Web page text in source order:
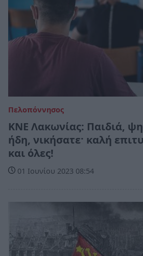
Πελοπόννησος
ΚΝΕ Λακωνίας: Παιδιά,
ήδη, νικήσατε· καλή
και όλες!
01 Ιουνίου 2023 08:54